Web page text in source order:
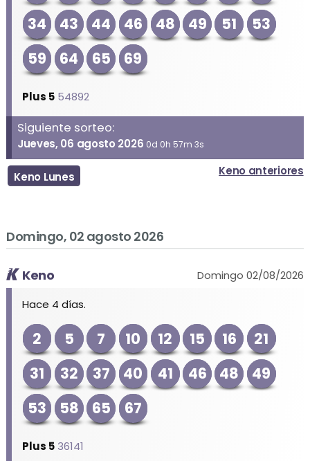
34
43 44 46 48 49 51
53
59
64 65 69
Plus 5 54892
Siguiente sorteo:
Jueves, 06 agosto 2026 0d 0h 57m 3s
Keno Lunes Keno anteriores
Domingo, 02 agosto 2026
Keno
Domingo 02/08/2026
Hace 4 días.
2 5 7 10 12 15 16
21
31
32 37 40 41 46 48
49
53
58 65 67
Plus 5 36141